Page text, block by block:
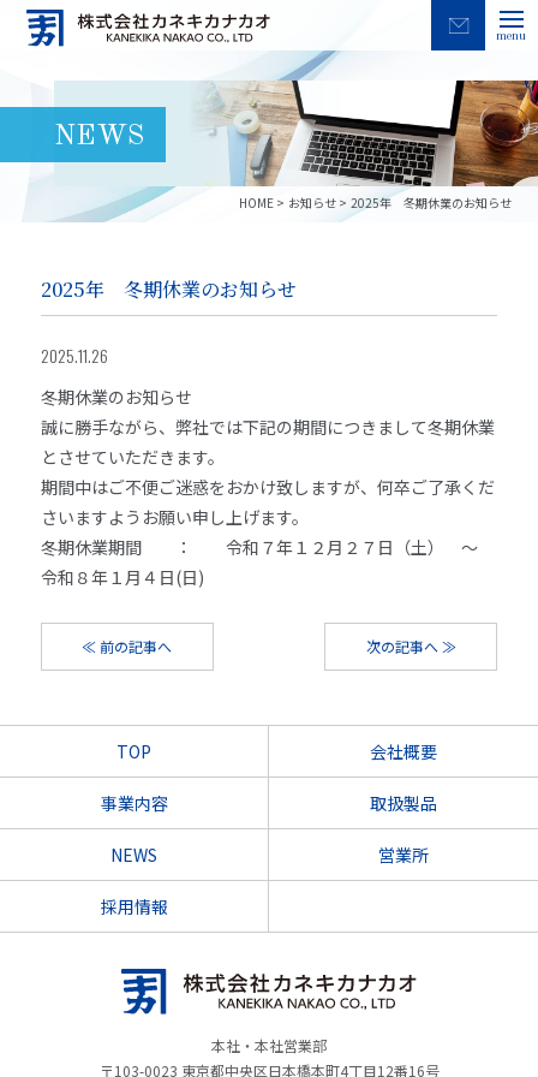
menu
NEWS
HOME お知らせ 2025年 冬期休業のお知らせ
2025年 冬期休業のお知らせ
2025.11.26
冬期休業のお知らせ
誠に勝手ながら、弊社では下記の期間につきまして冬期休業
とさせていただきます。
期間中はご不便ご迷惑をおかけ致しますが、何卒ご了承くだ
さいますようお願い申し上げます。
冬期休業期間 ： 令和７年１２月２７日（土） ～
令和８年１月４日(日)
≪ 前の記事へ 次の記事へ ≫
TOP 会社概要
事業内容 取扱製品
NEWS 営業所
採用情報
本社・本社営業部
〒103-0023 東京都中央区日本橋本町4丁目12番16号